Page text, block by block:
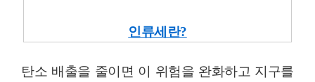
인류세란?
탄소 배출을 줄이면 이 위험을 완화하고 지구를